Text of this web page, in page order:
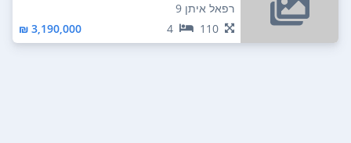
רפאל איתן 9
110
4
3,190,000 ₪